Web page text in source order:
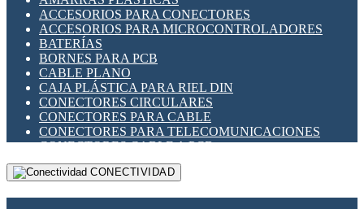
INDICADORES PARA PANEL
INTERFACES DE RELÉ
INTERRUPTORES FIN DE CARRERA
LLAVES CONMUTADORAS
MEDIDORES DE ENERGÍA Y TC'S DE CORRIENTE
MOTORES PASO A PASO
PANTALLAS HMI
PLC -CONTROLADORES LÓGICO PROGRAMABLES
PROGRAMADORES DE HORARIO
RELÉS DE PROTECCIÓN
SENSORES CAPACITIVOS
ACCESORIOS PARA CONECTORES
ACCESORIOS PARA MICROCONTROLADORES
BATERÍAS
BORNES PARA PCB
CABLE PLANO
CAJA PLÁSTICA PARA RIEL DIN
CONECTORES CIRCULARES
CONECTORES PARA CABLE
CONECTORES PARA TELECOMUNICACIONES
CONECTORES CABLE A PCB
CONECTORES PCB A CABLE
DIP SWITCHESCONECTIVIDAD